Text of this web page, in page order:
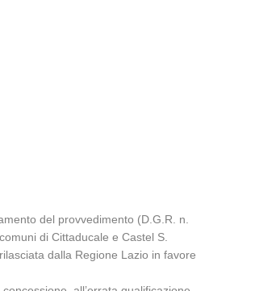
del provvedimento (D.G.R. n.
di Cittaducale e Castel S.
dalla Regione Lazio in favore